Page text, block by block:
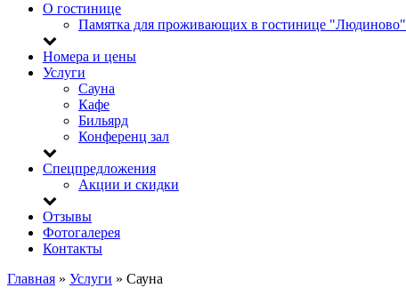
О гостинице
Памятка для проживающих в гостинице "Людиново"
Номера и цены
Услуги
Сауна
Кафе
Бильярд
Конференц зал
Спецпредложения
Акции и скидки
Отзывы
Фотогалерея
Контакты
Главная » Услуги » Сауна